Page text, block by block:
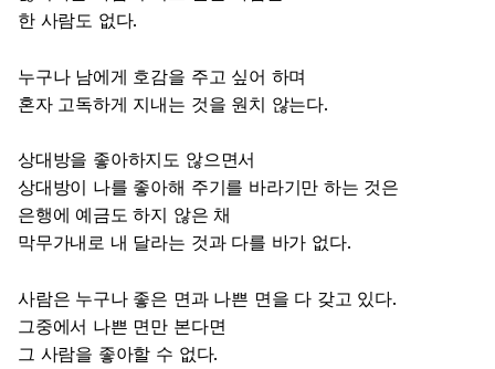
한 사람도 없다.
누구나 남에게 호감을 주고 싶어 하며
혼자 고독하게 지내는 것을 원치 않는다.
상대방을 좋아하지도 않으면서
상대방이 나를 좋아해 주기를 바라기만 하는 것은
은행에 예금도 하지 않은 채
막무가내로 내 달라는 것과 다를 바가 없다.
사람은 누구나 좋은 면과 나쁜 면을 다 갖고 있다.
그중에서 나쁜 면만 본다면
그 사람을 좋아할 수 없다.